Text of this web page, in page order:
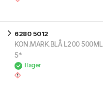
6280 5012
KON.MARK.BLÅ L200 500ML
5*
I lager